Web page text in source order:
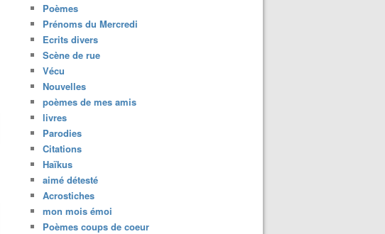
Poèmes
Prénoms du Mercredi
Ecrits divers
Scène de rue
Vécu
Nouvelles
poèmes de mes amis
livres
Parodies
Citations
Haïkus
aimé détesté
Acrostiches
mon mois émoi
Poèmes coups de coeur